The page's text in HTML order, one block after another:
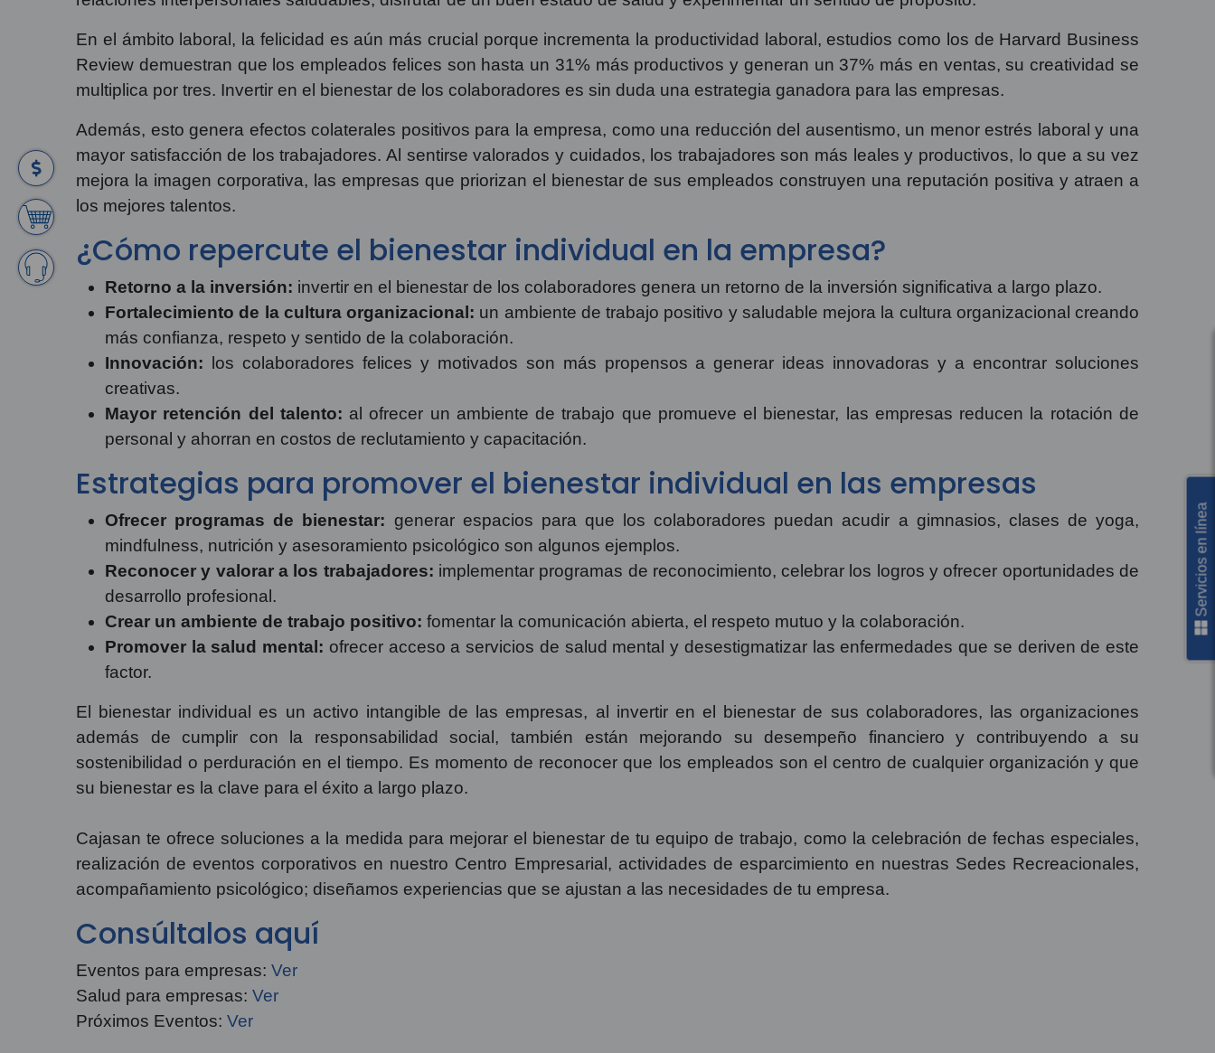
En el ámbito laboral, la felicidad es aún más crucial porque incrementa la productividad laboral, estudios como los de Harvard Business
Review demuestran que los empleados felices son hasta un 31% más productivos y generan un 37% más en ventas, su creatividad se
multiplica por tres. Invertir en el bienestar de los colaboradores es sin duda una estrategia ganadora para las empresas.
Además, esto genera efectos colaterales positivos para la empresa, como una reducción del ausentismo, un menor estrés laboral y una
mayor satisfacción de los trabajadores. Al sentirse valorados y cuidados, los trabajadores son más leales y productivos, lo que a su vez
mejora la imagen corporativa, las empresas que priorizan el bienestar de sus empleados construyen una reputación positiva y atraen a
los mejores talentos.
¿Cómo repercute el bienestar individual en la empresa?
Retorno a la inversión: invertir en el bienestar de los colaboradores genera un retorno de la inversión significativa a largo plazo.
Fortalecimiento de la cultura organizacional: un ambiente de trabajo positivo y saludable mejora la cultura organizacional creando
más confianza, respeto y sentido de la colaboración.
Innovación: los colaboradores felices y motivados son más propensos a generar ideas innovadoras y a encontrar soluciones
creativas.
Mayor retención del talento: al ofrecer un ambiente de trabajo que promueve el bienestar, las empresas reducen la rotación de
personal y ahorran en costos de reclutamiento y capacitación.
Estrategias para promover el bienestar individual en las empresas
Ofrecer programas de bienestar: generar espacios para que los colaboradores puedan acudir a gimnasios, clases de yoga,
mindfulness, nutrición y asesoramiento psicológico son algunos ejemplos.
Reconocer y valorar a los trabajadores: implementar programas de reconocimiento, celebrar los logros y ofrecer oportunidades de
desarrollo profesional.
Crear un ambiente de trabajo positivo: fomentar la comunicación abierta, el respeto mutuo y la colaboración.
Promover la salud mental: ofrecer acceso a servicios de salud mental y desestigmatizar las enfermedades que se deriven de este
factor.
El bienestar individual es un activo intangible de las empresas, al invertir en el bienestar de sus colaboradores, las organizaciones
además de cumplir con la responsabilidad social, también están mejorando su desempeño financiero y contribuyendo a su
sostenibilidad o perduración en el tiempo. Es momento de reconocer que los empleados son el centro de cualquier organización y que
su bienestar es la clave para el éxito a largo plazo.
Cajasan te ofrece soluciones a la medida para mejorar el bienestar de tu equipo de trabajo, como la celebración de fechas especiales,
realización de eventos corporativos en nuestro Centro Empresarial, actividades de esparcimiento en nuestras Sedes Recreacionales,
acompañamiento psicológico; diseñamos experiencias que se ajustan a las necesidades de tu empresa.
Consúltalos aquí
Eventos para empresas: Ver
Salud para empresas: Ver
Próximos Eventos: Ver
Servicios en línea